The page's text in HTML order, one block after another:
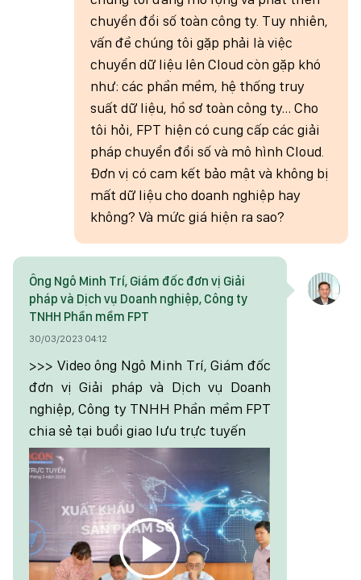
chuyển đổi số toàn công ty. Tuy nhiên,
vấn đề chúng tôi gặp phải là việc
chuyển dữ liệu lên Cloud còn gặp khó
như: các phần mềm, hệ thống truy
suất dữ liệu, hồ sơ toàn công ty… Cho
tôi hỏi, FPT hiện có cung cấp các giải
pháp chuyển đổi số và mô hình Cloud.
Đơn vị có cam kết bảo mật và không bị
mất dữ liệu cho doanh nghiệp hay
không? Và mức giá hiện ra sao?
Ông Ngô Minh Trí, Giám đốc đơn vị Giải
pháp và Dịch vụ Doanh nghiệp, Công ty
TNHH Phần mềm FPT
30/03/2023 04:12
>>> Video ông Ngô Minh Trí, Giám đốc
đơn vị Giải pháp và Dịch vụ Doanh
nghiệp, Công ty TNHH Phần mềm FPT
chia sẻ tại buổi giao lưu trực tuyến